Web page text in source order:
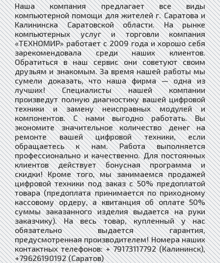
Наша компания предлагает все виды
компьютерной помощи для жителей г. Саратова и
Калининска Саратовской области. На рынке
компьютерных услуг и торговли компания
«ТЕХНОМИР» работает с 2009 года и хорошо себя
зарекомендовала среди наших клиентов.
Обратиться в наш сервис они советуют своим
друзьям и знакомым. За время нашей работы мы
сумели доказать, что наша фирма — одна из
лучших! Специалисты нашей компании
произведут полную диагностику вашей цифровой
техники и замену неисправных модулей и
компонентов. С нами выгодно работать. Вы
экономите значительное количество денег на
ремонте вашей цифровой техники, если
обращаетесь к нам. Работа выполняется
профессионально и качественно. Для постоянных
клиентов действует бонусная программа и
скидки! Кроме того, мы занимаемся продажей
цифровой техники под заказ с 50% предоплатой
товара (предоплата принимается по приходному
кассовому ордеру, а квитанция об оплате 50%
суммы заказанного изделия выдается на руки
заказчику). На весь товар, купленный у нас
обязательно выдается гарантия,
предусмотренная производителем! Номера наших
контактных телефонов: + 79173117792 (Калининск),
+79626190192 (Саратов)